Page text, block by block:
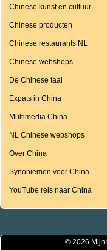
Chinese kunst en cultuur
Chinese producten
Chinese restaurants NL
Chinese webshops
De Chinese taal
Expats in China
Multimedia China
NL Chinese webshops
Over China
Synoniemen voor China
YouTube reis naar China
© 2026